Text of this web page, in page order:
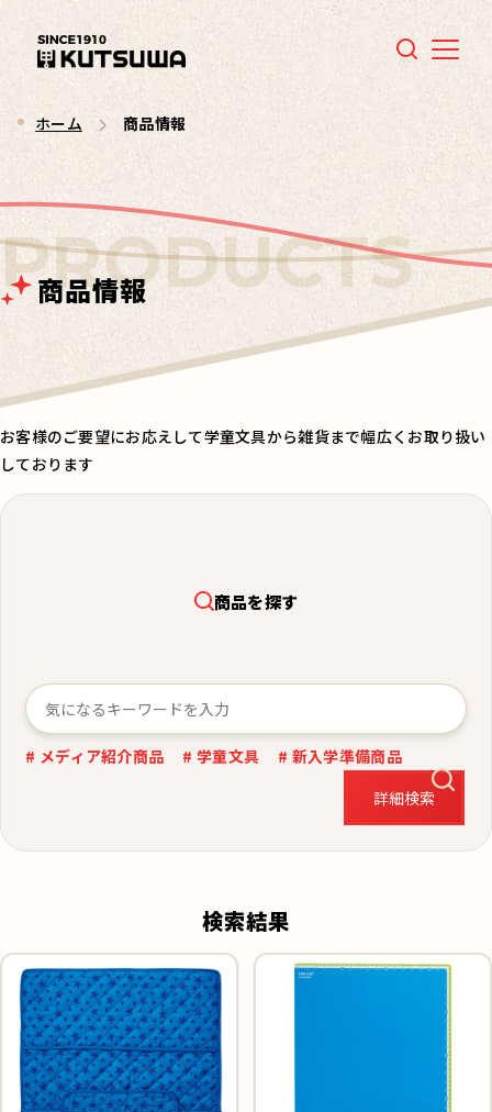
Menu
ホーム 商品情報
商品情報
お客様のご要望にお応えして学童文具から雑貨まで幅広くお取り扱い
しております
商品を探す
詳細検索
# メディア紹介商品 # 学童文具 # 新入学準備商品
検索結果